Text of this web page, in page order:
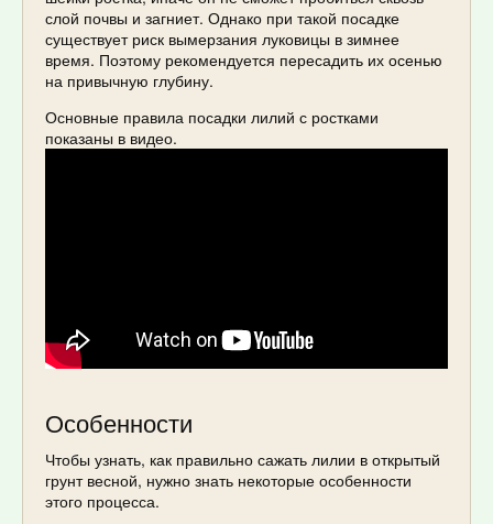
слой почвы и загниет. Однако при такой посадке
существует риск вымерзания луковицы в зимнее
время. Поэтому рекомендуется пересадить их осенью
на привычную глубину.
Основные правила посадки лилий с ростками
показаны в видео.
Особенности
Чтобы узнать, как правильно сажать лилии в открытый
грунт весной, нужно знать некоторые особенности
этого процесса.